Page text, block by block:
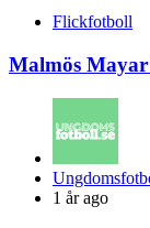
Flickfotboll
Malmös
Posted
by
1 år ago